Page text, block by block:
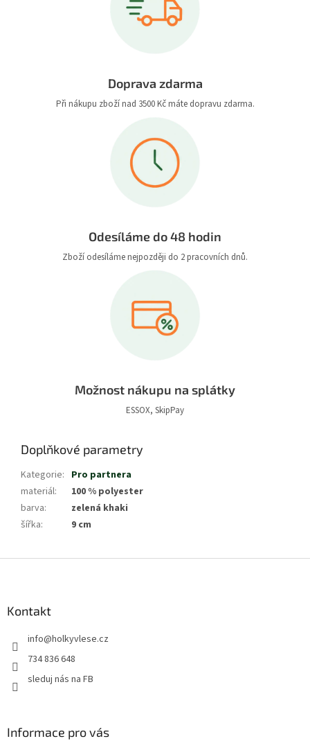
Doprava zdarma
Při nákupu zboží nad 3500 Kč máte dopravu zdarma.
Odesíláme do 48 hodin
Zboží odesíláme nejpozději do 2 pracovních dnů.
Možnost nákupu na splátky
ESSOX, SkipPay
Doplňkové parametry
Kategorie: Pro partnera
materiál:
100 % polyester
barva:
zelená khaki
šířka: 9 cm
Kontakt
info@holkyvlese.cz
734 836 648
sleduj nás na FB
Informace pro vás